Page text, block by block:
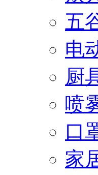
五
电
厨
喷
口
家